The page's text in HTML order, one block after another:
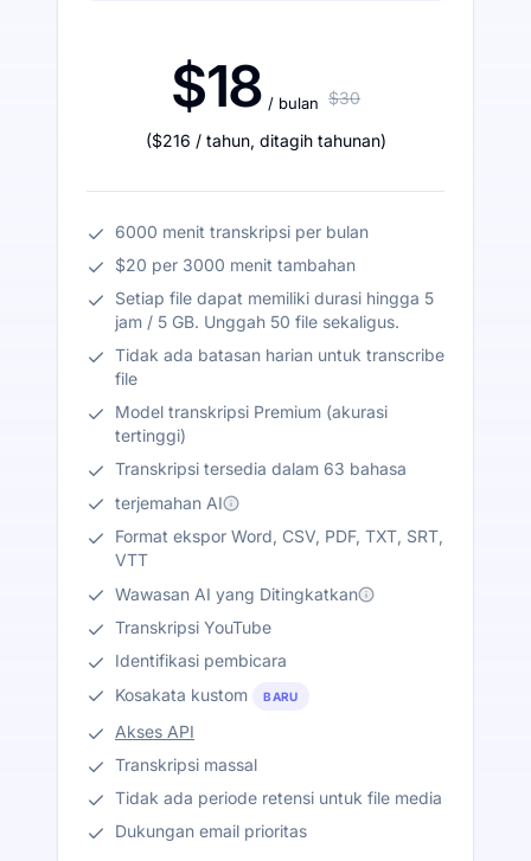
$18 / bulan $30
($216 / tahun, ditagih tahunan)
6000 menit transkripsi per bulan
$20 per 3000 menit tambahan
Setiap file dapat memiliki durasi hingga 5
jam / 5 GB. Unggah 50 file sekaligus.
Tidak ada batasan harian untuk transcribe
file
Model transkripsi Premium (akurasi
tertinggi)
Transkripsi tersedia dalam 63 bahasa
terjemahan AI
Format ekspor Word, CSV, PDF, TXT, SRT,
VTT
Wawasan AI yang Ditingkatkan
Transkripsi YouTube
Identifikasi pembicara
Kosakata kustom
BARU
Akses API
Transkripsi massal
Tidak ada periode retensi untuk file media
Dukungan email prioritas